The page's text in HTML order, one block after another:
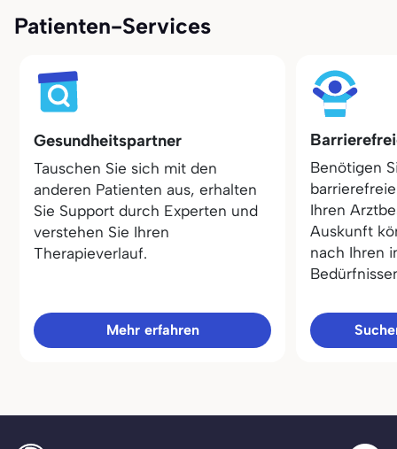
Patienten-Services
Gesundheitspartner
Tauschen Sie sich mit den
anderen Patienten aus, erhalten
Sie Support durch Experten und
verstehen Sie Ihren
Therapieverlauf.
Mehr erfahren
Benötigen
Ihren
Auskunft
nach Ihren